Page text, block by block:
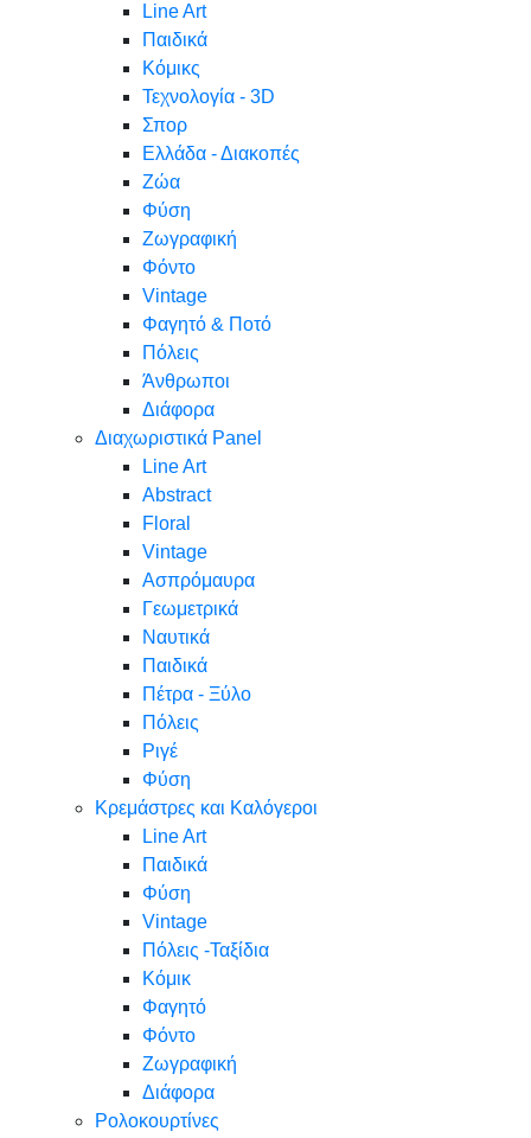
Line Art
Παιδικά
Κόμικς
Τεχνολογία - 3D
Σπορ
Ελλάδα - Διακοπές
Ζώα
Φύση
Ζωγραφική
Φόντο
Vintage
Φαγητό & Ποτό
Πόλεις
Άνθρωποι
Διάφορα
Διαχωριστικά Panel
Line Art
Abstract
Floral
Vintage
Ασπρόμαυρα
Γεωμετρικά
Ναυτικά
Παιδικά
Πέτρα - Ξύλο
Πόλεις
Ριγέ
Φύση
Κρεμάστρες και Καλόγεροι
Line Art
Παιδικά
Φύση
Vintage
Πόλεις -Ταξίδια
Κόμικ
Φαγητό
Φόντο
Ζωγραφική
Διάφορα
Ρολοκουρτίνες